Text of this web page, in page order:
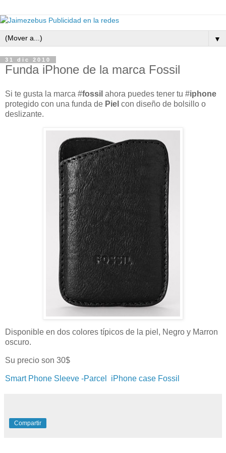
▼
31 dic 2010
Funda iPhone de la marca Fossil
Si te gusta la marca #fossil ahora puedes tener tu #iphone
protegido con una funda de Piel con diseño de bolsillo o
deslizante.
Disponible en dos colores típicos de la piel, Negro y Marron
oscuro.
Su precio son 30$
Smart Phone Sleeve -Parcel iPhone case Fossil
Compartir